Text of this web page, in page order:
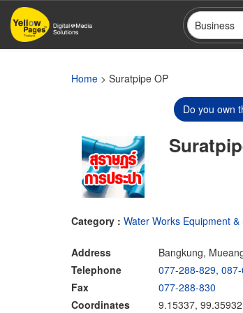
Skip
main
Business
Home > Suratpipe OP
Do you own
Category : Water Works Equipment &
Address
Bangkung,
Telephone
077-288-829,
Fax
077-288-830
Coordinates
9.15337, 99.35932